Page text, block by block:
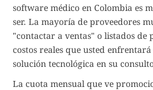
software médico en Colombia es
ser. La mayoría de proveedores
"contactar a ventas" o listados de
costos reales que usted
solución tecnológica en su
La cuota mensual que ve